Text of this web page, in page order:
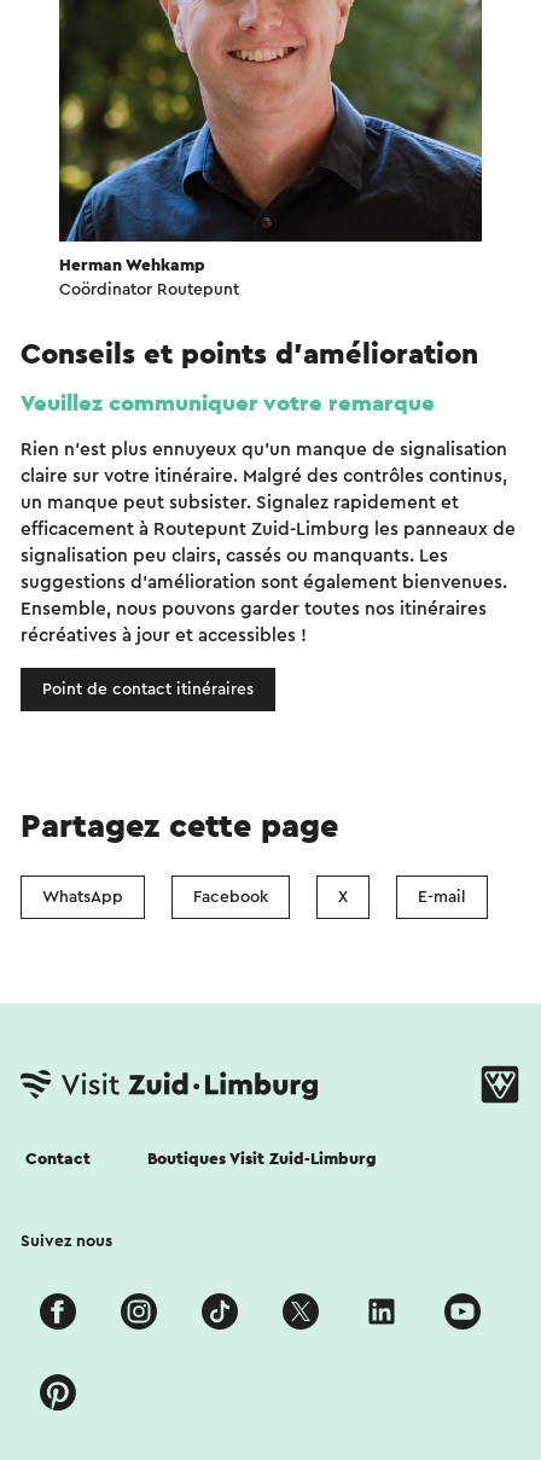
Herman Wehkamp
Coördinator Routepunt
Conseils et points d'amélioration
Veuillez communiquer votre remarque
Rien n'est plus ennuyeux qu'un manque de signalisation
claire sur votre itinéraire. Malgré des contrôles continus,
un manque peut subsister. Signalez rapidement et
efficacement à Routepunt Zuid-Limburg les panneaux de
signalisation peu clairs, cassés ou manquants. Les
suggestions d'amélioration sont également bienvenues.
Ensemble, nous pouvons garder toutes nos itinéraires
récréatives à jour et accessibles !
Point de contact itinéraires
Partagez cette page
WhatsApp Facebook X E-mail
Contact Boutiques Visit Zuid-Limburg
Suivez nous